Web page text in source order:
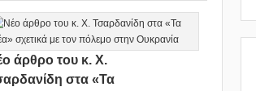
άρθρο του κ. Χ.
στα «Τα